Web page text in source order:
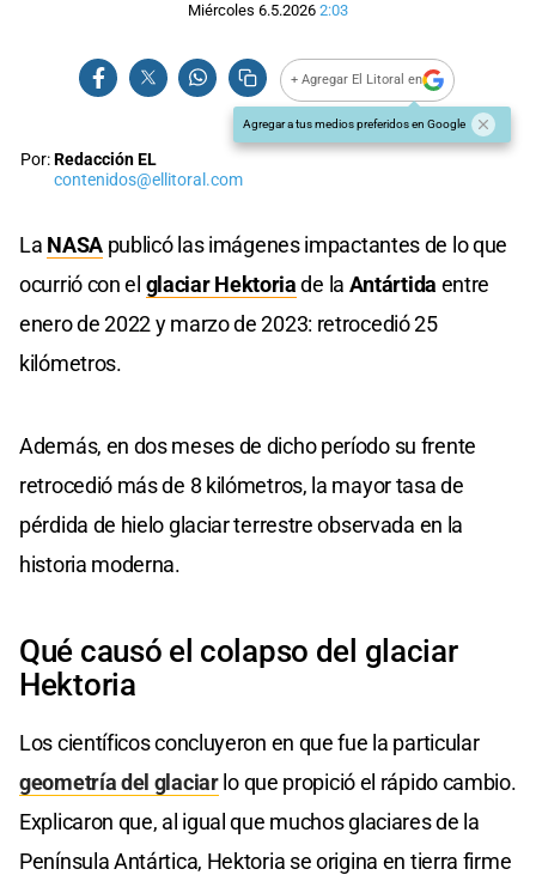
Miércoles 6.5.2026 2:03
+ Agregar El Litoral en
Agregar a tus medios preferidos en Google
Por:Redacción EL
contenidos@ellitoral.com
La NASApublicó las imágenes impactantes de lo que
ocurrió con el glaciar Hektoriade la Antártida entre
enero de 2022 y marzo de 2023: retrocedió 25
kilómetros.
Además, en dos meses de dicho período su frente
retrocedió más de 8 kilómetros, la mayor tasa de
pérdida de hielo glaciar terrestre observada en la
historia moderna.
Qué causó el colapso del glaciar
Hektoria
Los científicos concluyeron en que fue la particular
geometría del glaciarlo que propició el rápido cambio.
Explicaron que, al igual que muchos glaciares de la
Península Antártica, Hektoria se origina en tierra firme